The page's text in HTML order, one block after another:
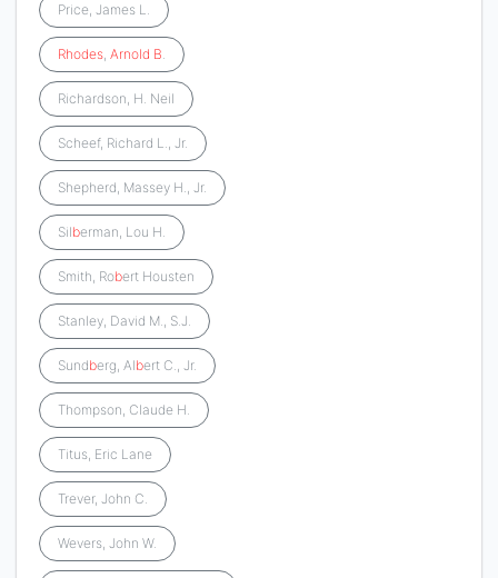
Price, James L.
Rhodes, Arnold B.
Richardson, H. Neil
Scheef, Richard L., Jr.
Shepherd, Massey H., Jr.
Silberman, Lou H.
Smith, Robert Housten
Stanley, David M., S.J.
Sundberg, Albert C., Jr.
Thompson, Claude H.
Titus, Eric Lane
Trever, John C.
Wevers, John W.